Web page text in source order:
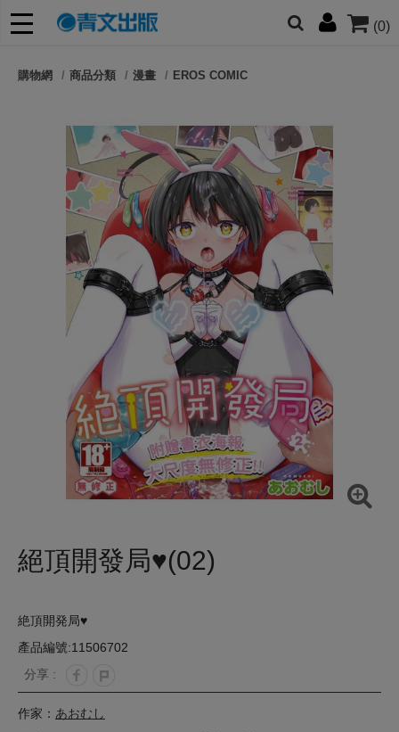
(0)
朋友們，提高警覺！
購物網 商品分類 漫畫 EROS COMIC
絕頂開發局♥(02)
絶頂開発局♥
產品編號:11506702
分享 :
作家： あおむし